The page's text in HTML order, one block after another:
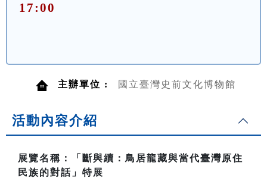
17:00
主辦單位 : 國立臺灣史前文化博物館
活動內容介紹
展覽名稱：「斷與續：鳥居龍藏與當代臺灣原住
民族的對話」特展